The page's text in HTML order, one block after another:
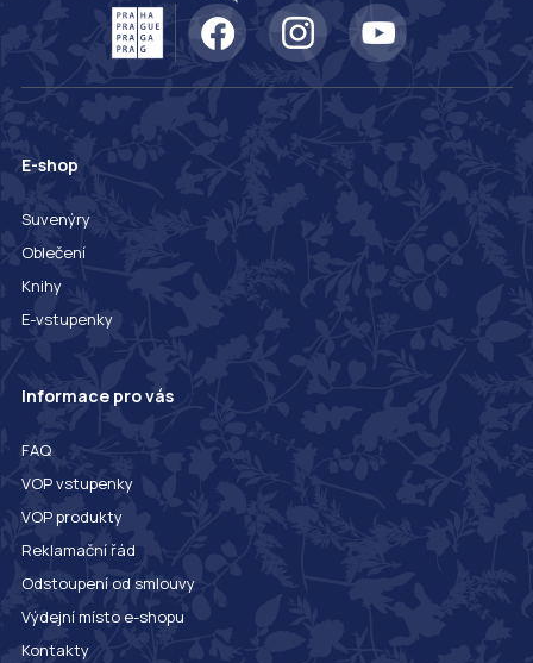
E-shop
Suvenýry
Oblečení
Knihy
E-vstupenky
Informace pro vás
FAQ
VOP vstupenky
VOP produkty
Reklamační řád
Odstoupení od smlouvy
Výdejní místo e-shopu
Kontakty